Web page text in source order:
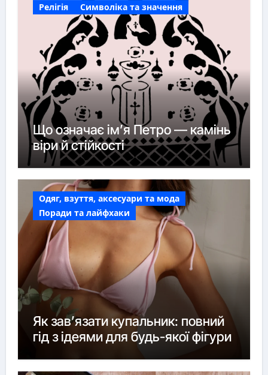
Релігія Символіка та значення
Що означає ім’я Петро — камінь
віри й стійкості
Одяг, взуття, аксесуари та мода
Поради та лайфхаки
Як зав’язати купальник: повний
гід з ідеями для будь-якої фігури